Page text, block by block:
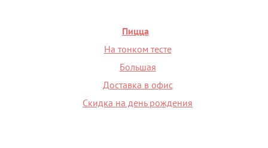
Пицца
На тонком тесте
Большая
Доставка в офис
Скидка на день рождения